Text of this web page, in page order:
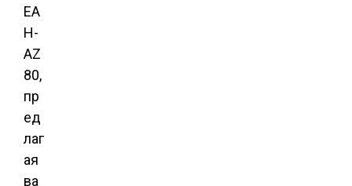
EA
H-
AZ
80,
пр
ед
лаг
ая
ва